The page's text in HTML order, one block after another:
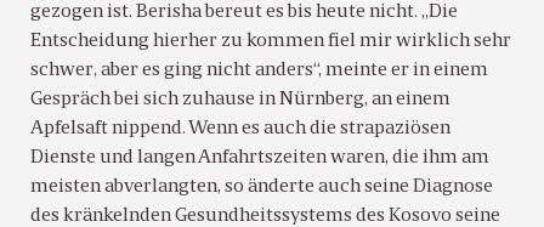
gezogen ist. Berisha bereut es bis heute nicht. „Die
Entscheidung hierher zu kommen fiel mir wirklich sehr
schwer, aber es ging nicht anders“, meinte er in einem
Gespräch bei sich zuhause in Nürnberg, an einem
Apfelsaft nippend. Wenn es auch die strapaziösen
Dienste und langen Anfahrtszeiten waren, die ihm am
meisten abverlangten, so änderte auch seine Diagnose
des kränkelnden Gesundheitssystems des Kosovo seine